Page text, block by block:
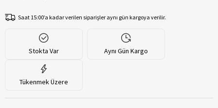
Saat 15:00’a kadar verilen siparişler aynı gün kargoya verilir.
Stokta Var Aynı Gün Kargo
Tükenmek Üzere